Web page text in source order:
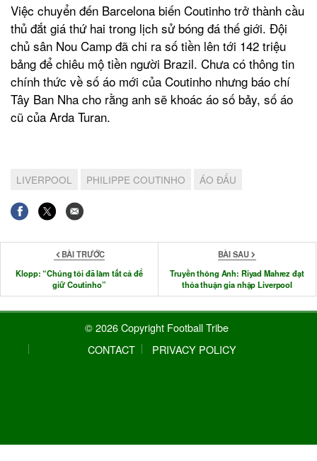
Việc chuyển đến Barcelona biến Coutinho trở thành cầu
thủ đắt giá thứ hai trong lịch sử bóng đá thế giới. Đội
chủ sân Nou Camp đã chi ra số tiền lên tới 142 triệu
bảng để chiêu mộ tiền người Brazil. Chưa có thông tin
chính thức về số áo mới của Coutinho nhưng báo chí
Tây Ban Nha cho rằng anh sẽ khoác áo số bảy, số áo
cũ của Arda Turan.
LIVERPOOL PHILIPPE COUTINHO ÁO ĐẤU
BÀI TRƯỚC
Klopp: “Chúng tôi đã làm tất cả để
giữ Coutinho”
BÀI SAU
Truyền thông Anh: Riyad Mahrez đạt
thỏa thuận gia nhập Liverpool
© 2026 Copyright Football Tribe
CONTACT
PRIVACY POLICY